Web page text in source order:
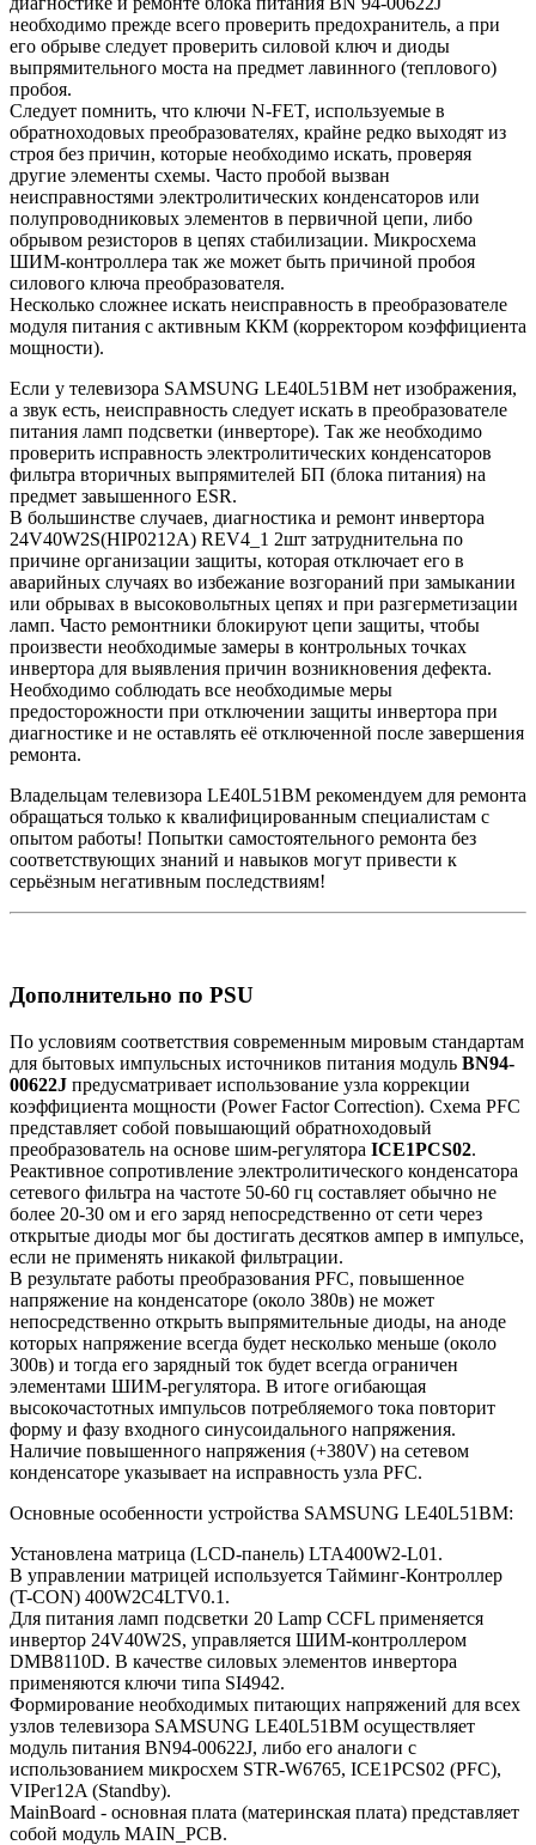
необходимо прежде всего проверить предохранитель, а при
его обрыве следует проверить силовой ключ и диоды
выпрямительного моста на предмет лавинного (теплового)
пробоя.
Следует помнить, что ключи N-FET, используемые в
обратноходовых преобразователях, крайне редко выходят из
строя без причин, которые необходимо искать, проверяя
другие элементы схемы. Часто пробой вызван
неисправностями электролитических конденсаторов или
полупроводниковых элементов в первичной цепи, либо
обрывом резисторов в цепях стабилизации. Микросхема
ШИМ-контроллера так же может быть причиной пробоя
силового ключа преобразователя.
Несколько сложнее искать неисправность в преобразователе
модуля питания с активным ККМ (корректором коэффициента
мощности).
Если у телевизора SAMSUNG LE40L51BM нет изображения,
а звук есть, неисправность следует искать в преобразователе
питания ламп подсветки (инверторе). Так же необходимо
проверить исправность электролитических конденсаторов
фильтра вторичных выпрямителей БП (блока питания) на
предмет завышенного ESR.
В большинстве случаев, диагностика и ремонт инвертора
24V40W2S(HIP0212A) REV4_1 2шт затруднительна по
причине организации защиты, которая отключает его в
аварийных случаях во избежаниe возгораний при замыкании
или обрывах в высоковольтных цепях и при разгерметизации
ламп. Часто ремонтники блокируют цепи защиты, чтобы
произвести необходимые замеры в контрольных точках
инвертора для выявления причин возникновения дефекта.
Необходимо соблюдать все необходимые меры
предосторожности при отключении защиты инвертора при
диагностике и не оставлять её отключенной после завершения
ремонта.
Владельцам телевизора LE40L51BM рекомендуем для ремонта
обращаться только к квалифицированным специалистам с
опытом работы! Попытки самостоятельного ремонта без
соответствующих знаний и навыков могут привести к
серьёзным негативным последствиям!
Дополнительно по PSU
По условиям соответствия современным мировым стандартам
для бытовых импульсных источников питания модуль BN94-
00622J предусматривает использование узла коррекции
коэффициента мощности (Power Factor Correction). Схема PFC
представляет собой повышающий обратноходовый
преобразователь на основе шим-регулятора ICE1PCS02.
Реактивное сопротивление электролитического конденсатора
сетевого фильтра на частоте 50-60 гц составляет обычно не
более 20-30 ом и его заряд непосредственно от сети через
открытые диоды мог бы достигать десятков ампер в импульсе,
если не применять никакой фильтрации.
В результате работы преобразования PFC, повышенное
напряжение на конденсаторе (около 380в) не может
непосредственно открыть выпрямительные диоды, на аноде
которых напряжение всегда будет несколько меньше (около
300в) и тогда его зарядный ток будет всегда ограничен
элементами ШИМ-регулятора. В итоге огибающая
высокочастотных импульсов потребляемого тока повторит
форму и фазу входного синусоидального напряжения.
Наличие повышенного напряжения (+380V) на сетевом
конденсаторе указывает на исправность узла PFC.
Основные особенности устройства SAMSUNG LE40L51BM:
Установлена матрица (LCD-панель) LTA400W2-L01.
В управлении матрицей используется Тайминг-Контроллер
(T-CON) 400W2C4LTV0.1.
Для питания ламп подсветки 20 Lamp CCFL применяется
инвертор 24V40W2S, управляется ШИМ-контроллером
DMB8110D. В качестве силовых элементов инвертора
применяются ключи типа SI4942.
Формирование необходимых питающих напряжений для всех
узлов телевизора SAMSUNG LE40L51BM осуществляет
модуль питания BN94-00622J, либо его аналоги c
использованием микросхем STR-W6765, ICE1PCS02 (PFC),
VIPer12A (Standby).
MainBoard - основная плата (материнская плата) представляет
собой модуль MAIN_PCB.